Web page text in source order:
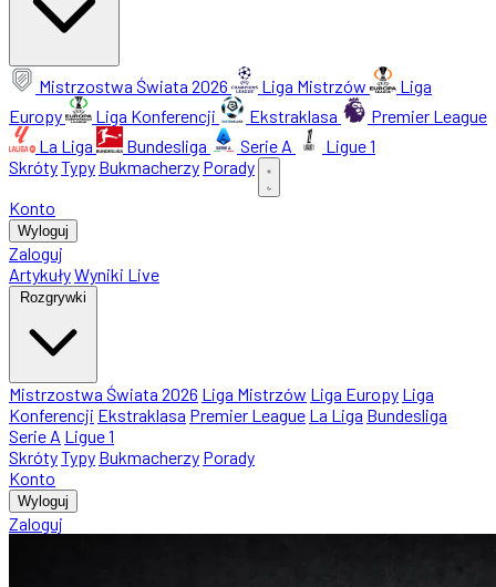
Mistrzostwa Świata 2026 Liga Mistrzów
Liga
Europy
Liga Konferencji Ekstraklasa
Premier League
La Liga
Bundesliga Serie A
Ligue 1
SkrótyTypy Bukmacherzy Porady
Konto
Wyloguj
Zaloguj
ArtykułyWyniki Live
Rozgrywki
Mistrzostwa Świata 2026 Liga Mistrzów Liga Europy Liga
Konferencji Ekstraklasa Premier League La Liga Bundesliga
Serie A Ligue 1
SkrótyTypy Bukmacherzy Porady
Konto
Wyloguj
Zaloguj